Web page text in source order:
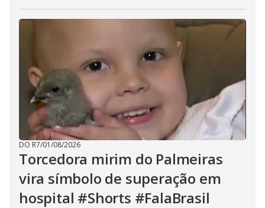
DO R7/01/08/2026
Torcedora mirim do Palmeiras
vira símbolo de superação em
hospital #Shorts #FalaBrasil